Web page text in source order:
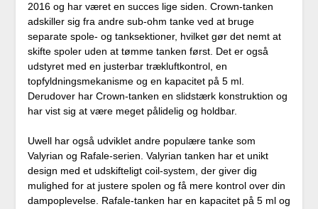
2016 og har været en succes lige siden. Crown-tanken
adskiller sig fra andre sub-ohm tanke ved at bruge
separate spole- og tanksektioner, hvilket gør det nemt at
skifte spoler uden at tømme tanken først. Det er også
udstyret med en justerbar trækluftkontrol, en
topfyldningsmekanisme og en kapacitet på 5 ml.
Derudover har Crown-tanken en slidstærk konstruktion og
har vist sig at være meget pålidelig og holdbar.
Uwell har også udviklet andre populære tanke som
Valyrian og Rafale-serien. Valyrian tanken har et unikt
design med et udskifteligt coil-system, der giver dig
mulighed for at justere spolen og få mere kontrol over din
dampoplevelse. Rafale-tanken har en kapacitet på 5 ml og